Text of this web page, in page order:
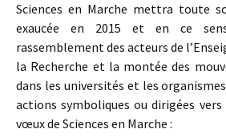
Sciences en Marche mettra toute
exaucée en 2015 et en ce
rassemblement des acteurs de
la Recherche et la montée des
dans les universités et les
actions symboliques ou dirigées
vœux de Sciences en Marche :